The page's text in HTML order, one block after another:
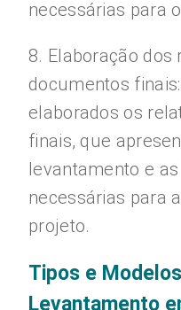
necessárias para
8. Elaboração dos
documentos
elaborados os
finais, que
levantamento e
necessárias para
projeto.
Tipos e
Levantamento